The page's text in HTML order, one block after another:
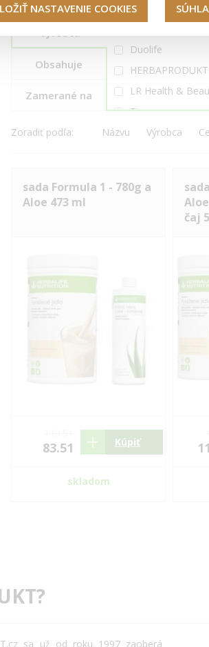
Výrobca
Obsahuje
Zamerané na
Duolife
HERBAPRODUKT
LR Health &
Tiens
Vidafy
Zoradiť podľa: Názvu Výrobca
sada Formula 1 - 780g a
Aloe 473 ml
83.51 Kúpiť
skladom
čaj
sa už od roku 1997 zaoberá
NASTAVENIE COOKIES